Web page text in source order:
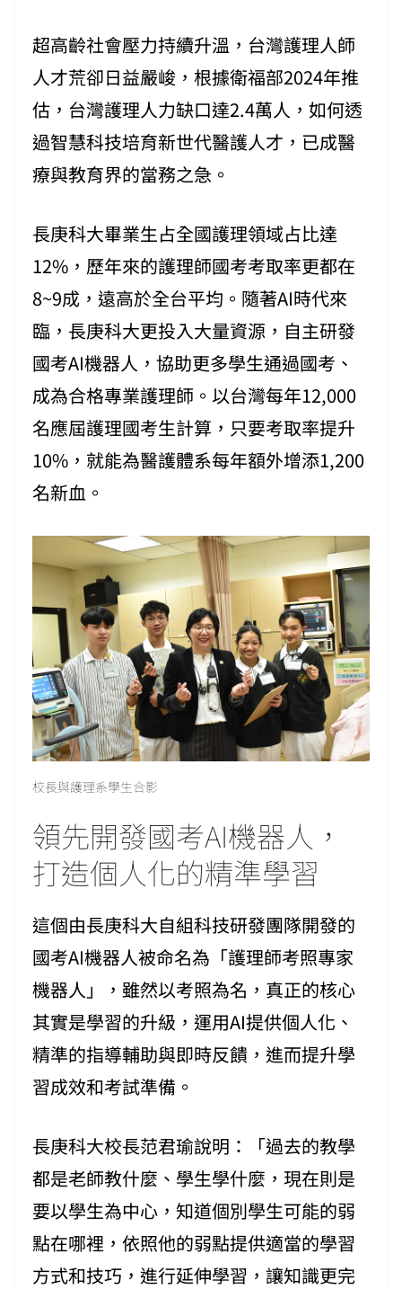
超高齡社會壓力持續升溫，台灣護理人師
人才荒卻日益嚴峻，根據衛福部2024年推
估，台灣護理人力缺口達2.4萬人，如何透
過智慧科技培育新世代醫護人才，已成醫
療與教育界的當務之急。
長庚科大畢業生占全國護理領域占比達
12%，歷年來的護理師國考考取率更都在
8~9成，遠高於全台平均。隨著AI時代來
臨，長庚科大更投入大量資源，自主研發
國考AI機器人，協助更多學生通過國考、
成為合格專業護理師。以台灣每年12,000
名應屆護理國考生計算，只要考取率提升
10%，就能為醫護體系每年額外增添1,200
名新血。
校長與護理系學生合影
領先開發國考AI機器人，
打造個人化的精準學習
這個由長庚科大自組科技研發團隊開發的
國考AI機器人被命名為「護理師考照專家
機器人」，雖然以考照為名，真正的核心
其實是學習的升級，運用AI提供個人化、
精準的指導輔助與即時反饋，進而提升學
習成效和考試準備。
長庚科大校長范君瑜說明：「過去的教學
都是老師教什麼、學生學什麼，現在則是
要以學生為中心，知道個別學生可能的弱
點在哪裡，依照他的弱點提供適當的學習
方式和技巧，進行延伸學習，讓知識更完